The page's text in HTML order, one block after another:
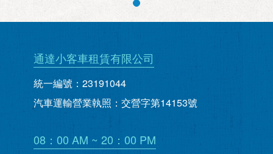
通達小客車租賃有限公司
統一編號：23191044
汽車運輸營業執照：交營字第14153號
08：00 AM ~ 20：00 PM